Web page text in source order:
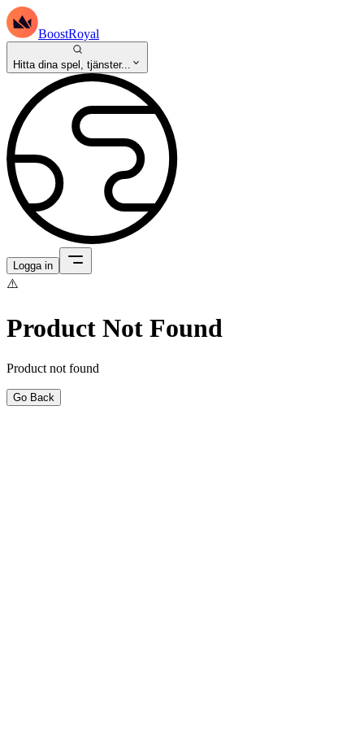
BoostRoyal
Hitta dina spel, tjänster...
Logga in
⚠️
Product Not Found
Product not found
Go Back